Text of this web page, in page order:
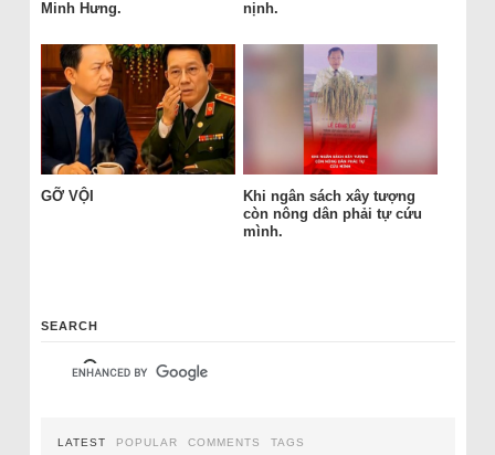
Minh Hưng.
nịnh.
GỠ VỘI
Khi ngân sách xây tượng
còn nông dân phải tự cứu
mình.
SEARCH
LATEST POPULAR COMMENTS TAGS